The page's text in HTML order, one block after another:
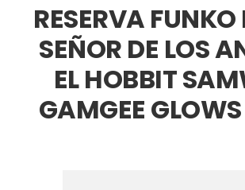
RESERVA FUNKO
SEÑOR DE LOS
EL HOBBIT
GAMGEE